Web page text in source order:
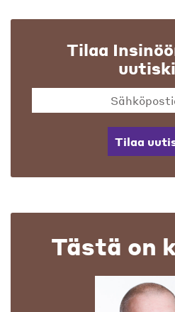
Tilaa
Tilaa
Tästä on